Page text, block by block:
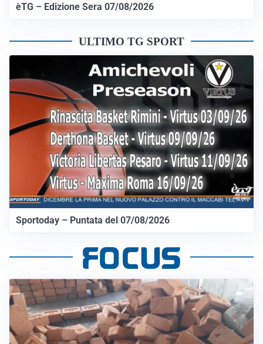
èTG – Edizione Sera 07/08/2026
ULTIMO TG SPORT
Sportoday – Puntata del 07/08/2026